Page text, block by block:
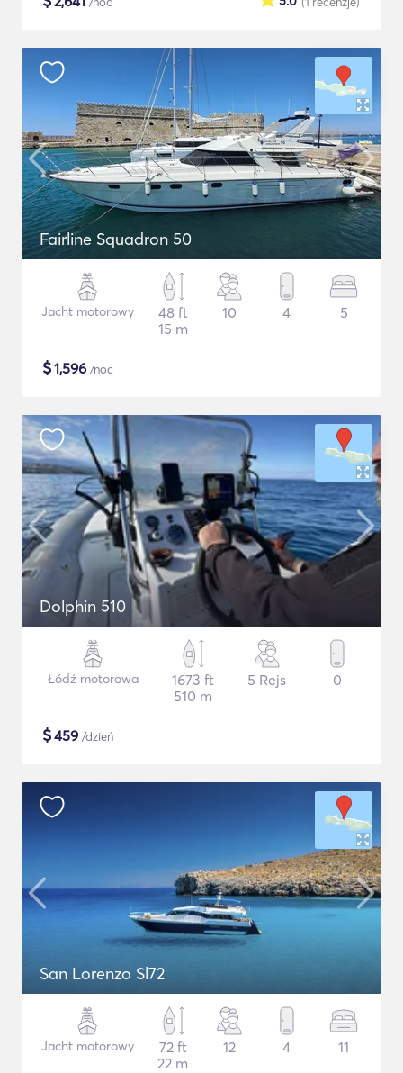
Fairline Squadron 50
Jacht motorowy
48 ft
15 m
10 4 5
$1,596 /noc
Dolphin 510
Łódź motorowa
1673 ft
510 m
5 Rejs 0
$459 /dzień
San Lorenzo Sl72
Jacht motorowy
72 ft
22 m
12 4 11